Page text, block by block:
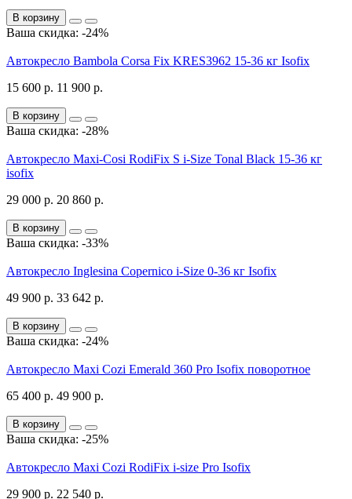
В корзину
Ваша скидка: -24%
Автокресло Bambola Corsa Fix KRES3962 15-36 кг Isofix
15 600 р. 11 900 р.
В корзину
Ваша скидка: -28%
Автокресло Maxi-Cosi RodiFix S i-Size Tonal Black 15-36 кг
isofix
29 000 р. 20 860 р.
В корзину
Ваша скидка: -33%
Автокресло Inglesina Copernico i-Size 0-36 кг Isofix
49 900 р. 33 642 р.
В корзину
Ваша скидка: -24%
Автокресло Maxi Cozi Emerald 360 Pro Isofix поворотное
65 400 р. 49 900 р.
В корзину
Ваша скидка: -25%
Автокресло Maxi Cozi RodiFix i-size Pro Isofix
29 900 р. 22 540 р.